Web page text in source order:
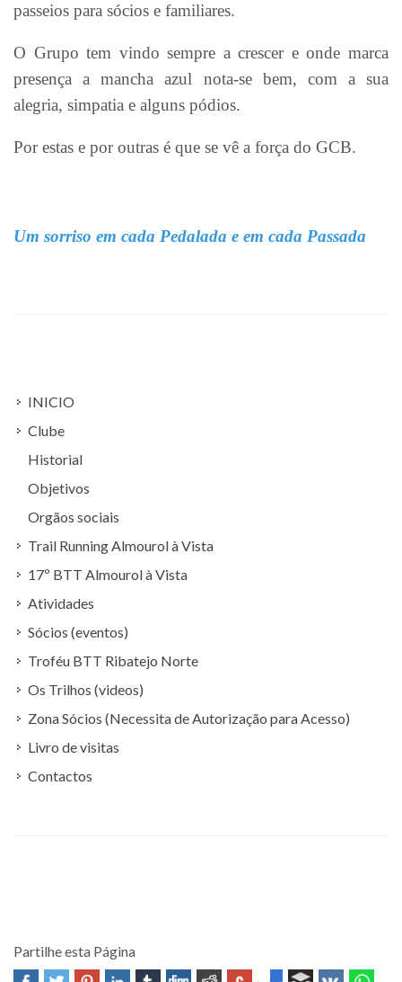
passeios para sócios e familiares.
O Grupo tem vindo sempre a crescer e onde marca
presença a mancha azul nota-se bem, com a sua
alegria, simpatia e alguns pódios.
Por estas e por outras é que se vê a força do GCB.
Um sorriso em cada Pedalada e em cada Passada
INICIO
Clube
Historial
Objetivos
Orgãos sociais
Trail Running Almourol à Vista
17º BTT Almourol à Vista
Atividades
Sócios (eventos)
Troféu BTT Ribatejo Norte
Os Trilhos (videos)
Zona Sócios (Necessita de Autorização para Acesso)
Livro de visitas
Contactos
Partilhe esta Página